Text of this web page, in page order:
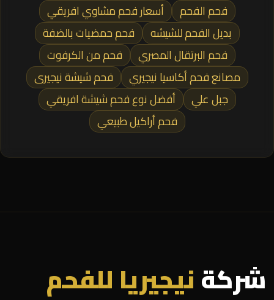
فحم الفحم
أسعار فحم مشاوي افريقي
بديل الفحم للشيشه
فحم حمضيات بالضفة
فحم البرتقال المصري
فحم من الكرفوت
مصانع فحم أكاسيا نيجيري
فحم شيشة نيجيرى
جبل علي
أفضل نوع فحم شيشة افريقي
فحم أراكيل طبيعي
شركةنيجيريا للفحم